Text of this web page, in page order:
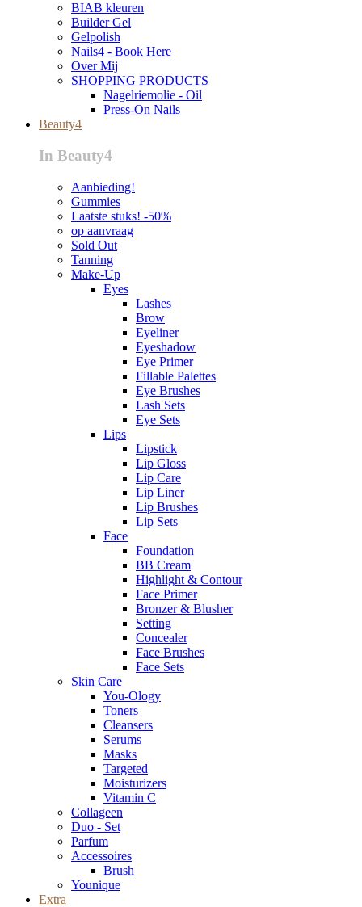
BIAB kleuren
Builder Gel
Gelpolish
Nails4 - Book Here
Over Mij
SHOPPING PRODUCTS
Nagelriemolie - Oil
Press-On Nails
Beauty4
In Beauty4
Aanbieding!
Gummies
Laatste stuks! -50%
op aanvraag
Sold Out
Tanning
Make-Up
Eyes
Lashes
Brow
Eyeliner
Eyeshadow
Eye Primer
Fillable Palettes
Eye Brushes
Lash Sets
Eye Sets
Lips
Lipstick
Lip Gloss
Lip Care
Lip Liner
Lip Brushes
Lip Sets
Face
Foundation
BB Cream
Highlight & Contour
Face Primer
Bronzer & Blusher
Setting
Concealer
Face Brushes
Face Sets
Skin Care
You-Ology
Toners
Cleansers
Serums
Masks
Targeted
Moisturizers
Vitamin C
Collageen
Duo - Set
Parfum
Accessoires
Brush
Younique
Extra